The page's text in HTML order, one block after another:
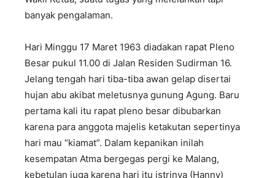
banyak pengalaman.
Hari Minggu 17 Maret 1963 diadakan rapat Pleno
Besar pukul 11.00 di Jalan Residen Sudirman 16.
Jelang tengah hari tiba-tiba awan gelap disertai
hujan abu akibat meletusnya gunung Agung. Baru
pertama kali itu rapat pleno besar dibubarkan
karena para anggota majelis ketakutan sepertinya
hari mau “kiamat”. Dalam kepanikan inilah
kesempatan Atma bergegas pergi ke Malang,
kebetulan juga karena hari itu istrinya (Hanny)